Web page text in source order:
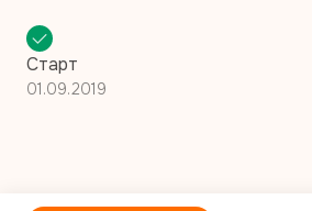
Старт
01.09.2019